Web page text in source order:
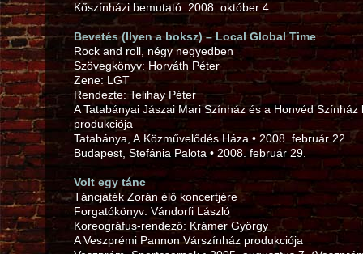
Kőszínházi bemutató: 2008. október 4.
Bevetés (Ilyen a boksz) – Local Global Time
Rock and roll, négy negyedben
Szövegkönyv: Horváth Péter
Zene: LGT
Rendezte: Telihay Péter
A Tatabányai Jászai Mari Színház és a Honvéd Színház
produkciója
Tatabánya, A Közművelődés Háza • 2008. február 22.
Budapest, Stefánia Palota • 2008. február 29.
Volt egy tánc
Táncjáték Zorán élő koncertjére
Forgatókönyv: Vándorfi László
Koreográfus-rendező: Krámer György
A Veszprémi Pannon Várszínház produkciója